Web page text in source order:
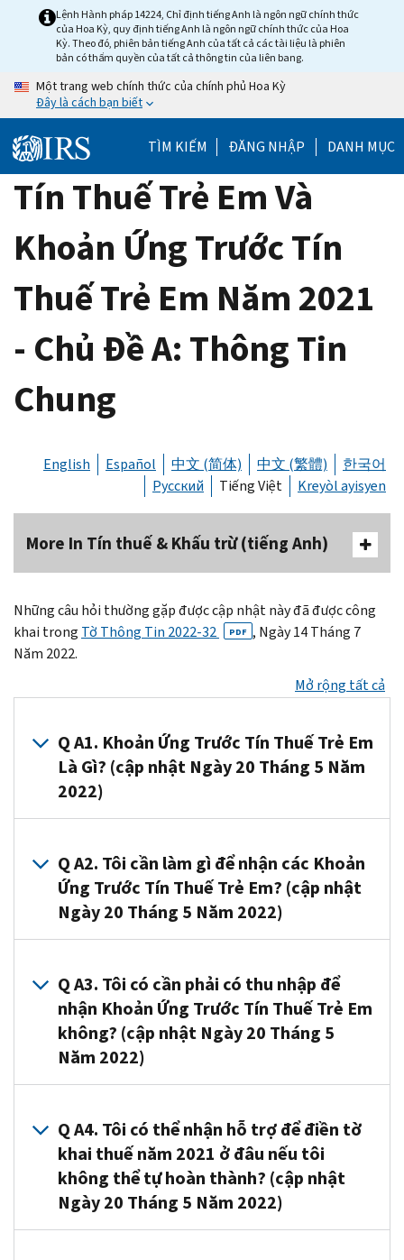
Lệnh Hành pháp 14224, Chỉ định tiếng Anh là ngôn ngữ chính thức
của Hoa Kỳ, quy định tiếng Anh là ngôn ngữ chính thức của Hoa
Kỳ. Theo đó, phiên bản tiếng Anh của tất cả các tài liệu là phiên
bản có thẩm quyền của tất cả thông tin của liên bang.
Một trang web chính thức của chính phủ Hoa Kỳ
Đây là cách bạn biết
TÌM KIẾM ĐĂNG NHẬP DANH MỤC
Tín Thuế Trẻ Em Và
Khoản Ứng Trước Tín
Thuế Trẻ Em Năm 2021
- Chủ Đề A: Thông Tin
Chung
English Español 中文 (简体) 中文 (繁體)
한국어
Русский
Tiếng Việt Kreyòl ayisyen
More In Tín thuế & Khấu trừ (tiếng Anh)
Những câu hỏi thường gặp được cập nhật này đã được công
khai trong Tờ Thông Tin 2022-32 PDF , Ngày 14 Tháng 7
Năm 2022.
Mở rộng tất cả
Q A1. Khoản Ứng Trước Tín Thuế Trẻ Em
Là Gì? (cập nhật Ngày 20 Tháng 5 Năm
2022)
Khoản
Ứng
Trước
Tín
Thuế
Em
là
tiền
ứng
IRS
cho
50%
khoản
Tín
Thuế
Q A2. Tôi cần làm gì để nhận các Khoản
Ứng Trước Tín Thuế Trẻ Em? (cập nhật
Ngày 20 Tháng 5 Năm 2022)
vị
thường
không
cần
phải
làm
Nếu
quý
vị
đã
đủ
Q A3. Tôi có cần phải có thu nhập để
nhận Khoản Ứng Trước Tín Thuế Trẻ Em
không? (cập nhật Ngày 20 Tháng 5
Năm 2022)
Ngay
cả
khi
quý
vị
đã
Q A4. Tôi có thể nhận hỗ trợ để điền tờ
khai thuế năm 2021 ở đâu nếu tôi
không thể tự hoàn thành? (cập nhật
Ngày 20 Tháng 5 Năm 2022)